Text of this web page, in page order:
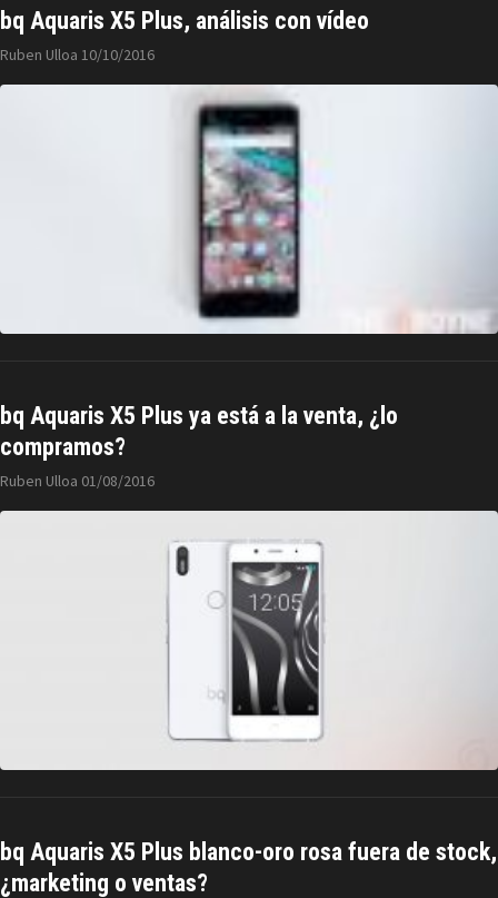
bq Aquaris X5 Plus, análisis con vídeo
Ruben Ulloa 10/10/2016
bq Aquaris X5 Plus ya está a la venta, ¿lo
compramos?
Ruben Ulloa 01/08/2016
bq Aquaris X5 Plus blanco-oro rosa fuera de stock,
¿marketing o ventas?